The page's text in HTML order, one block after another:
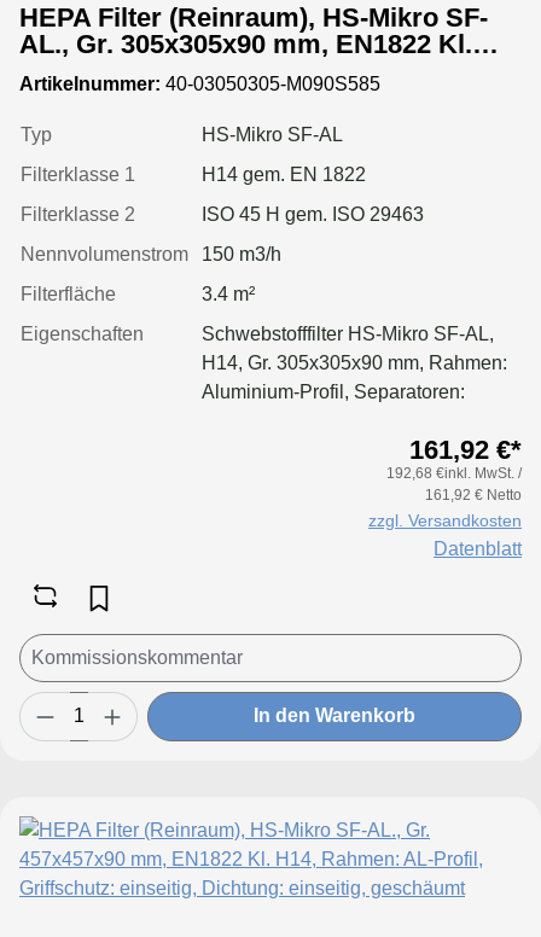
HEPA Filter (Reinraum), HS-Mikro SF-
AL., Gr. 305x305x90 mm, EN1822 Kl.
H14, Rahmen: AL-Profil, Griffschutz:
einseitig, Dichtung: einseitig,
geschäumt
Artikelnummer: 40-03050305-M090S585
Typ
HS-Mikro SF-AL
Filterklasse 1
H14 gem. EN 1822
Filterklasse 2
ISO 45 H gem. ISO 29463
Nennvolumenstrom
150 m3/h
Filterfläche
3.4 m²
Eigenschaften
Schwebstofffilter HS-Mikro SF-AL,
H14, Gr. 305x305x90 mm, Rahmen:
Aluminium-Profil, Separatoren:
Griffschutz: pulverbeschichtet161,92 €*
192,68 €inkl. MwSt. /
161,92 € Netto
zzgl. Versandkosten
Datenblatt
In den Warenkorb